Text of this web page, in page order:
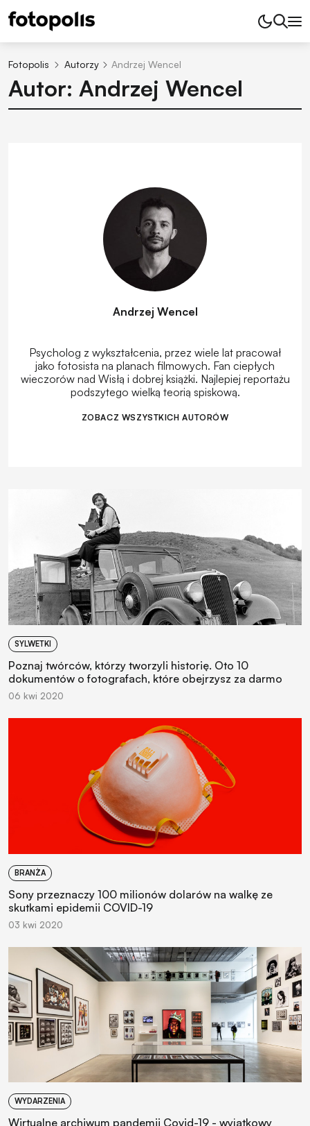
Fotopolis Autorzy Andrzej Wencel
Autor: Andrzej Wencel
Andrzej Wencel
Psycholog z wykształcenia, przez wiele lat pracował
jako fotosista na planach filmowych. Fan ciepłych
wieczorów nad Wisłą i dobrej książki. Najlepiej reportażu
podszytego wielką teorią spiskową.
ZOBACZ WSZYSTKICH AUTORÓW
SYLWETKI
Poznaj twórców, którzy tworzyli historię. Oto 10
dokumentów o fotografach, które obejrzysz za darmo
06 kwi 2020
BRANŻA
Sony przeznaczy 100 milionów dolarów na walkę ze
skutkami epidemii COVID-19
03 kwi 2020
WYDARZENIA
Wirtualne archiwum pandemii Covid-19 - wyjątkowy